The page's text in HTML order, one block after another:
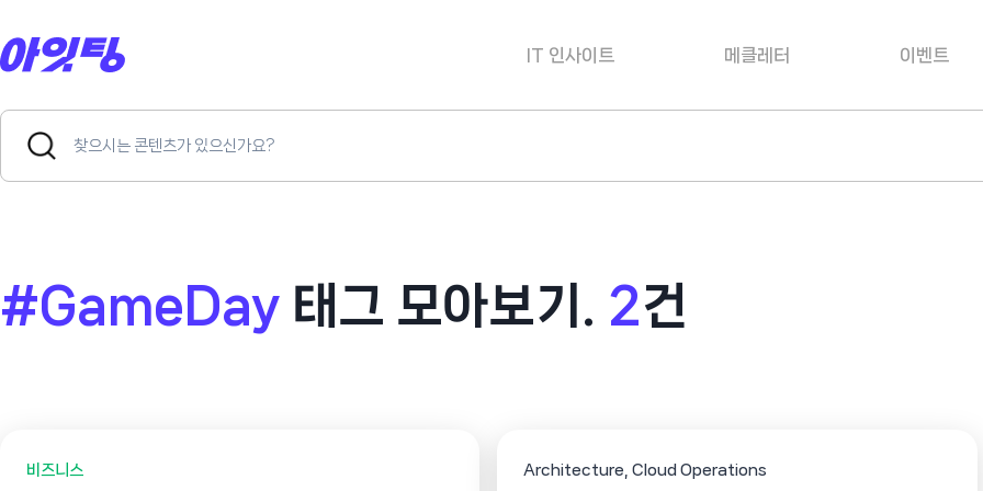
to
content
IT 인사이트 메클레터 이벤트
Search
Search
Button
#GameDay 태그 모아보기. 2건
비즈니스 Architecture Cloud Operations